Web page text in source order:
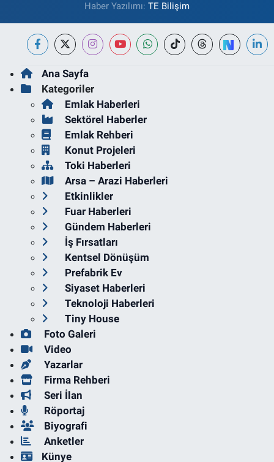
Haber Yazılımı: TE Bilişim
Ana Sayfa
Kategoriler
Emlak Haberleri
Sektörel Haberler
Emlak Rehberi
Konut Projeleri
Toki Haberleri
Arsa – Arazi Haberleri
Etkinlikler
Fuar Haberleri
Gündem Haberleri
İş Fırsatları
Kentsel Dönüşüm
Prefabrik Ev
Siyaset Haberleri
Teknoloji Haberleri
Tiny House
Foto Galeri
Video
Yazarlar
Firma Rehberi
Seri İlan
Röportaj
Biyografi
Anketler
Künye